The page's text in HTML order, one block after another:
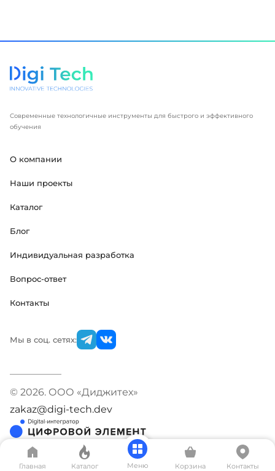
Современные технологичные инструменты для быстрого и эффективного
обучения
О компании
Наши проекты
Каталог
Блог
Индивидуальная разработка
Вопрос-ответ
Контакты
Мы в соц. сетях:
© 2026. ООО «Диджитех»
zakaz@digi-tech.dev
Главная Каталог Меню Корзина Контакты